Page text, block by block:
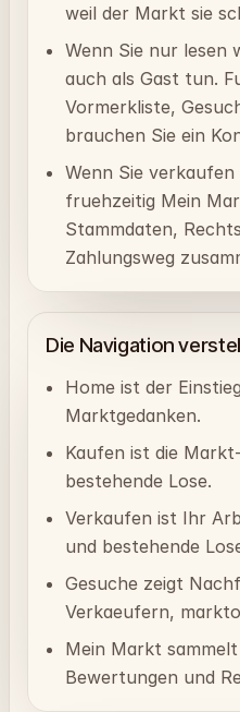
weil der Markt sie
Wenn Sie nur lesen
auch als Gast tun.
Vormerkliste,
brauchen Sie ein
Wenn Sie
fruehzeitig Mein
Stammdaten,
Zahlungsweg
Die Navigation
Home ist der
Marktgedanken.
Kaufen ist die
bestehende Lose.
Verkaufen ist Ihr
und bestehende
Gesuche zeigt
Verkaeufern,
Mein Markt
Bewertungen und